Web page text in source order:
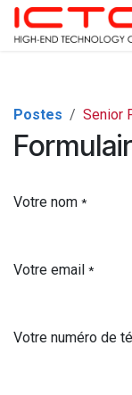
Se rendre au contenu
Postes Senior
Votre nom *
Votre email *
Votre numéro de